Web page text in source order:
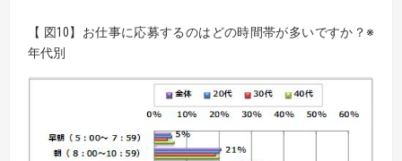
【 図10】お仕事に応募するのはどの時間帯が多いですか？※
年代別